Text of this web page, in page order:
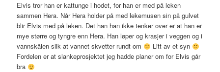
Elvis tror han er kattunge i hodet, for han er med på leken
sammen Hera. Når Hera holder på med lekemusen sin på gulvet
blir Elvis med på leken. Det han han ikke tenker over er at han er
mye større og tyngre enn Hera. Han løper og krasjer i veggen og i
vannskålen slik at vannet skvetter rundt om
Litt av et syn
Fordelen er at slankeprosjektet jeg hadde planer om for Elvis går
bra